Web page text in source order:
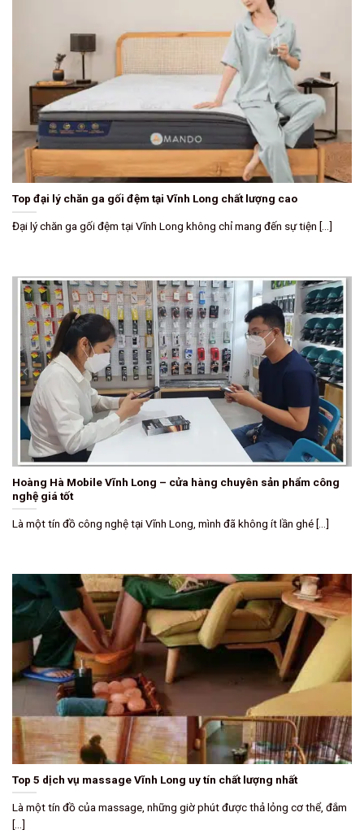
Top đại lý chăn ga gối đệm tại Vĩnh Long chất lượng cao
Đại lý chăn ga gối đệm tại Vĩnh Long không chỉ mang đến sự tiện [...]
Hoàng Hà Mobile Vĩnh Long – cửa hàng chuyên sản phẩm công
nghệ giá tốt
Là một tín đồ công nghệ tại Vĩnh Long, mình đã không ít lần ghé [...]
Top 5 dịch vụ massage Vĩnh Long uy tín chất lượng nhất
Là một tín đồ của massage, những giờ phút được thả lỏng cơ thể, đắm
[...]